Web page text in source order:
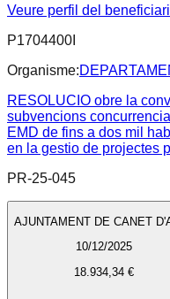
Veure perfil del beneficiari
P1704400I
Organisme:
RESOLUCIO obre la
subvencions
EMD de fins a dos mil
en la gestio de projectes
PR-25-045
AJUNTAMENT DE CANET
10/12/2025
18.934,34 €